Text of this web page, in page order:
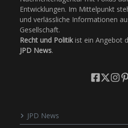
Entwicklungen. Im Mittelpunkt
und verlässliche Informationen
Gesellschaft.
Recht und Politikist ein Angebot
JPD News.
JPD News